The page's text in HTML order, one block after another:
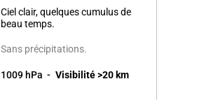
Ciel clair, quelques cumulus de
beau temps.
Sans précipitations.
1009 hPa Visibilité >20 km